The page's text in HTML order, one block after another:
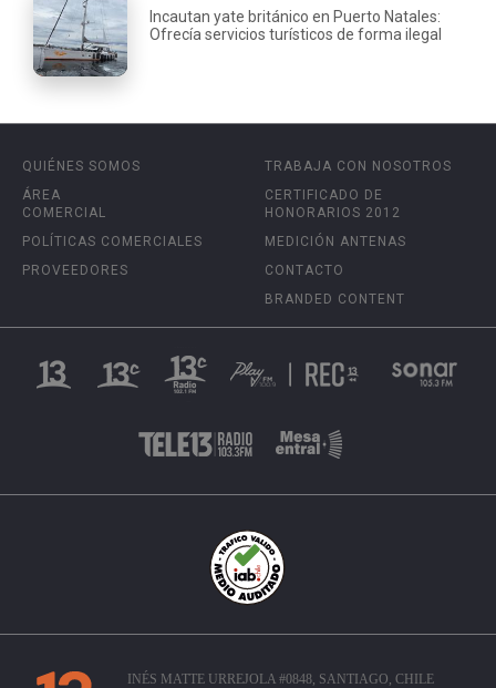
Incautan yate británico en Puerto Natales:
Ofrecía servicios turísticos de forma ilegal
QUIÉNES SOMOS
ÁREA
COMERCIAL
POLÍTICAS COMERCIALES
PROVEEDORES
TRABAJA CON NOSOTROS
CERTIFICADO DE
HONORARIOS 2012
MEDICIÓN ANTENAS
CONTACTO
BRANDED CONTENT
INÉS MATTE URREJOLA #0848, SANTIAGO, CHILE